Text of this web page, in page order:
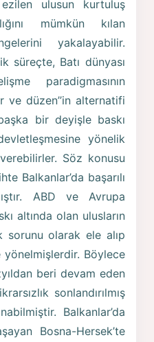
ulusun kurtuluş
mümkün kılan
yakalayabilir.
süreçte, Batı dünyası
paradigmasının
ve düzen’’in alternatifi
bir deyişle baskı
yönelik
Söz konusu
Balkanlar’da başarılı
ABD ve Avrupa
altında olan ulusların
sorunu olarak ele alıp
Böylece
beri devam eden
sonlandırılmış
Balkanlar’da
Bosna-Hersek’te